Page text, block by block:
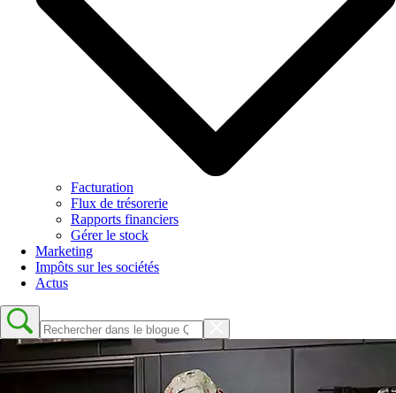
Facturation
Flux de trésorerie
Rapports financiers
Gérer le stock
Marketing
Impôts sur les sociétés
Actus